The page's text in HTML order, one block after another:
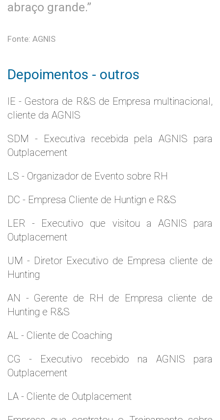
abraço grande.”
Fonte: AGNIS
Depoimentos - outros
IE - Gestora de R&S de Empresa multinacional,
cliente da AGNIS
SDM - Executiva recebida pela AGNIS para
Outplacement
LS - Organizador de Evento sobre RH
DC - Empresa Cliente de Huntign e R&S
LER - Executivo que visitou a AGNIS para
Outplacement
UM - Diretor Executivo de Empresa cliente de
Hunting
AN - Gerente de RH de Empresa cliente de
Hunting e R&S
AL - Cliente de Coaching
CG - Executivo recebido na AGNIS para
Outplacement
LA - Cliente de Outplacement